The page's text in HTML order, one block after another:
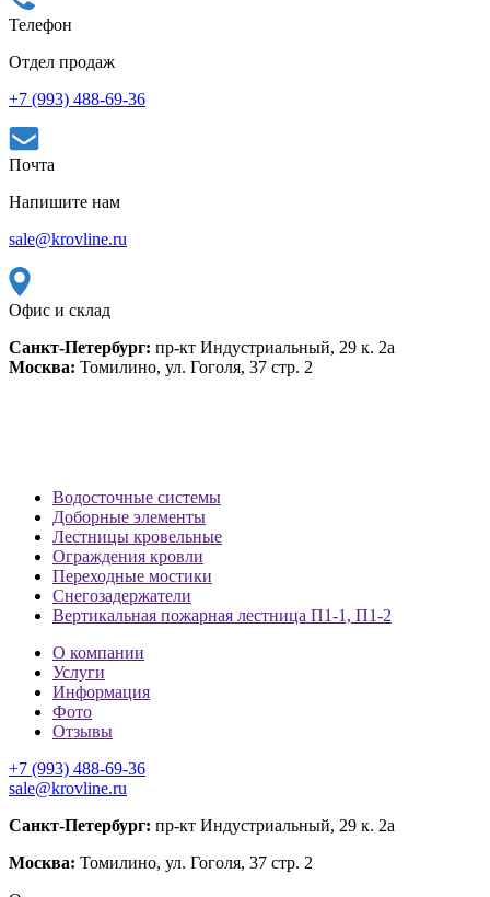
Телефон
Отдел продаж
+7 (993) 488-69-36
Почта
Напишите нам
sale@krovline.ru
Офис и склад
Санкт-Петербург: пр-кт Индустриальный, 29 к. 2а
Москва: Томилино, ул. Гоголя, 37 стр. 2
Водосточные системы
Доборные элементы
Лестницы кровельные
Ограждения кровли
Переходные мостики
Снегозадержатели
Вертикальная пожарная лестница П1-1, П1-2
О компании
Услуги
Информация
Фото
Отзывы
+7 (993) 488-69-36
sale@krovline.ru
Санкт-Петербург: пр-кт Индустриальный, 29 к. 2а
Москва: Томилино, ул. Гоголя, 37 стр. 2